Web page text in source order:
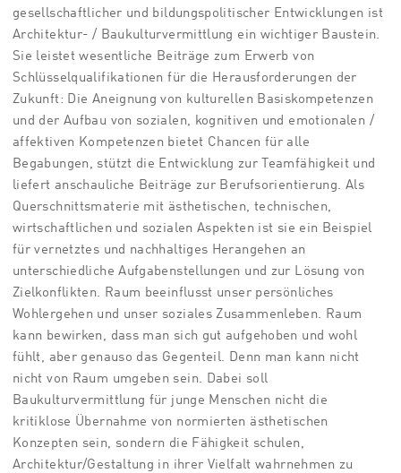
gesellschaftlicher und bildungspolitischer Entwicklungen ist
Architektur- / Baukulturvermittlung ein wichtiger Baustein.
Sie leistet wesentliche Beiträge zum Erwerb von
Schlüsselqualifikationen für die Herausforderungen der
Zukunft: Die Aneignung von kulturellen Basiskompetenzen
und der Aufbau von sozialen, kognitiven und emotionalen /
affektiven Kompetenzen bietet Chancen für alle
Begabungen, stützt die Entwicklung zur Teamfähigkeit und
liefert anschauliche Beiträge zur Berufsorientierung. Als
Querschnittsmaterie mit ästhetischen, technischen,
wirtschaftlichen und sozialen Aspekten ist sie ein Beispiel
für vernetztes und nachhaltiges Herangehen an
unterschiedliche Aufgabenstellungen und zur Lösung von
Zielkonflikten. Raum beeinflusst unser persönliches
Wohlergehen und unser soziales Zusammenleben. Raum
kann bewirken, dass man sich gut aufgehoben und wohl
fühlt, aber genauso das Gegenteil. Denn man kann nicht
nicht von Raum umgeben sein. Dabei soll
Baukulturvermittlung für junge Menschen nicht die
kritiklose Übernahme von normierten ästhetischen
Konzepten sein, sondern die Fähigkeit schulen,
Architektur/Gestaltung in ihrer Vielfalt wahrnehmen zu